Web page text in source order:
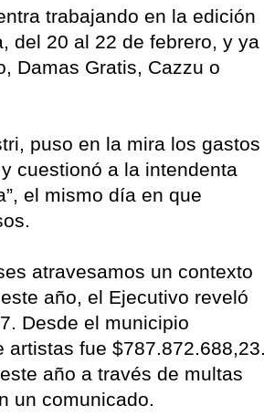
trabajando en la edición
del 20 al 22 de febrero, y ya
Damas Gratis, Cazzu o
puso en la mira los gastos
cuestionó a la intendenta
el mismo día en que
atravesamos un contexto
año, el Ejecutivo reveló
Desde el municipio
fue $787.872.688,23.
año a través de multas
un comunicado.